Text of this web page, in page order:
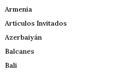
Armenia
Artículos Invitados
Azerbaiyán
Balcanes
Bali